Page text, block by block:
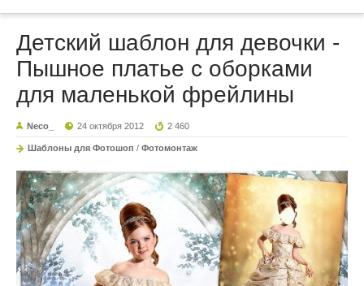
Детский шаблон для девочки -
Пышное платье с оборками
для маленькой фрейлины
Neco_ 24 октября 2012 2 460
Шаблоны для Фотошоп / Фотомонтаж